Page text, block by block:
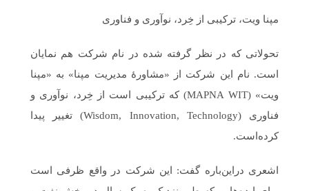
مپنا ویت، ترکیبی از خِرد، نوآوری و فناوری
تحولاتی که در نظر گرفته شده در نام شرکت هم نمایان
است. نام این شرکت از «مشاورۀ مدیریت مپنا» به «مپنا
ویت» (MAPNA WIT) که ترکیبی است از خِرد، نوآوری و
فناوری (Wisdom, Innovation, Technology) تغییر پیدا
کرده‌است.
اشعری دراین‌باره گفت: این شرکت در واقع ظرفی است